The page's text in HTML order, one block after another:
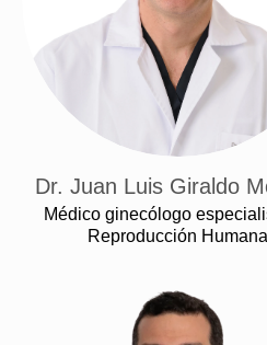
Dr. Juan Luis Giraldo
Médico ginecólogo
Reproducción Humana